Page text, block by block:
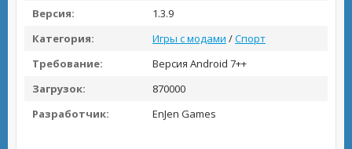
Версия:
1.3.9
Категория:
Игры с модами /Спорт
Требование:
Версия Android 7++
Загрузок:
870000
Разработчик:
EnJen Games